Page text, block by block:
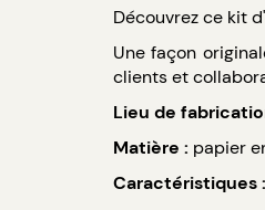
Découvrez ce kit
Une façon
clients et
Lieu de
Matière : papier
Caractéristiques :